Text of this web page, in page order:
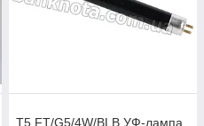
T5 FT/G5/4W/BLB УФ-лaмпa